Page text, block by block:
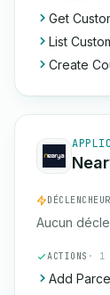
Get
List
Create
Aucun
ACTIONS · 1
Add